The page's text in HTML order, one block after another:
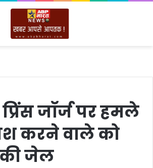
जॉर्ज पर हमले
करने वाले को
जेल